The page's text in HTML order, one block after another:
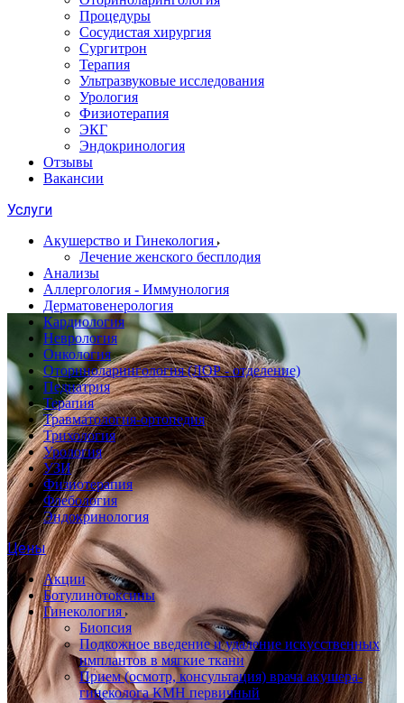
Процедуры
Сосудистая хирургия
Сургитрон
Терапия
Ультразвуковые исследования
Урология
Физиотерапия
ЭКГ
Эндокринология
Отзывы
Вакансии
Услуги
Акушерство и Гинекология
Лечение женского бесплодия
Анализы
Аллергология - Иммунология
Дерматовенерология
Кардиология
Неврология
Онкология
Оториноларингология (ЛОР - отделение)
Педиатрия
Терапия
Травматология-ортопедия
Трихология
Урология
УЗИ
Физиотерапия
Флебология
Эндокринология
Цены
Акции
Ботулинотоксины
Гинекология
Биопсия
Подкожное введение и удаление искусственных
имплантов в мягкие ткани
Прием (осмотр, консультация) врача акушера-
гинеколога КМН первичный